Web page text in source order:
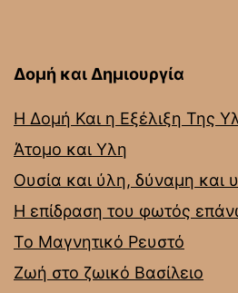
Δομή και Δημιουργία
Η Δομή Και η Εξέλιξη Της
Άτομο και Υλη
Ουσία και ύλη, δύναμη και
Η επίδραση του φωτός
Το Μαγνητικό Ρευστό
Ζωή στο ζωικό Βασίλειο